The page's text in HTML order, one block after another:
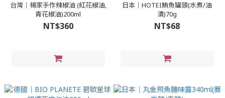
台灣｜楊家手作辣椒油 (紅花椒油,
青花椒油)200ml
NT$360
日本｜HOTEI鮪魚罐頭(水煮/油
漬)70g
NT$68